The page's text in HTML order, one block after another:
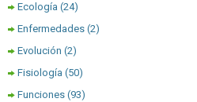
Ecología (24)
Enfermedades (2)
Evolución (2)
Fisiología (50)
Funciones (93)